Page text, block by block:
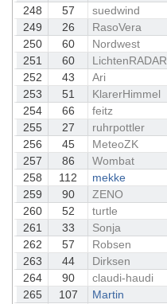
248 57 suedwind
249
26 RasoVera
250
60 Nordwest
251
60 LichtenRADAR
252
43 Ari
253
51 KlarerHimmel
254
66 feitz
255
27 ruhrpottler
256
45 MeteoZK
257
86 Wombat
258
112 mekke
259
90 ZENO
260
52 turtle
261
33 Sonja
262
57 Robsen
263
44 Dirksen
264
90 claudi-haudi
265
107 Martin